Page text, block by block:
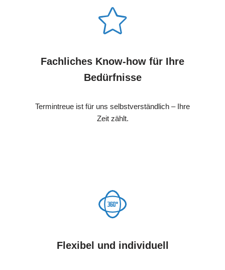
Fachliches Know-how für Ihre
Bedürfnisse
Termintreue ist für uns selbstverständlich – Ihre
Zeit zählt.
Flexibel und individuell